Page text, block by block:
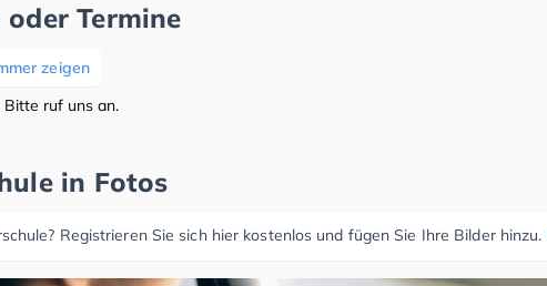
Termine
zeigen
Bitte ruf uns an.
in Fotos
Registrieren Sie sich hier kostenlos und fügen Sie Ihre Bilder hinzu.